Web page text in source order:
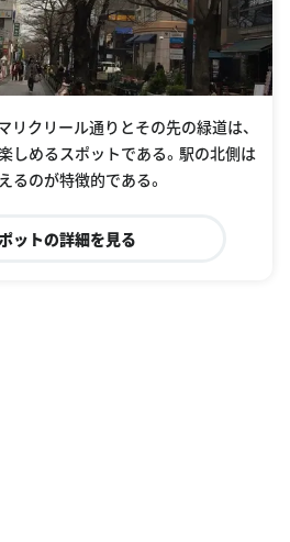
リクリール通りとその先の緑道は、
しめるスポットである。駅の北側は
るのが特徴的である。
ットの詳細を見る